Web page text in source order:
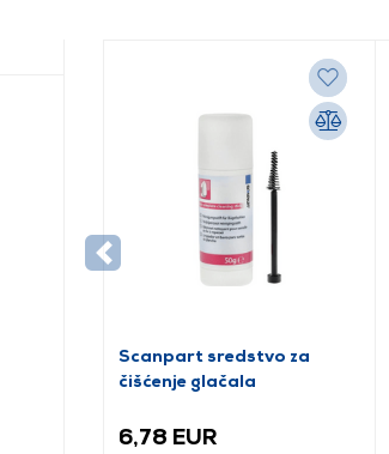
Scanpart sredstvo za
čišćenje glačala
6,78 EUR